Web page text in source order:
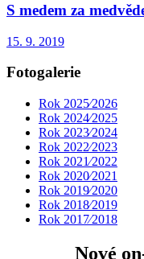
S medem za
15. 9. 2019
Fotogalerie
Rok 2025⁄2026
Rok 2024⁄2025
Rok 2023⁄2024
Rok 2022⁄2023
Rok 2021⁄2022
Rok 2020⁄2021
Rok 2019⁄2020
Rok 2018⁄2019
Rok 2017⁄2018
Nové